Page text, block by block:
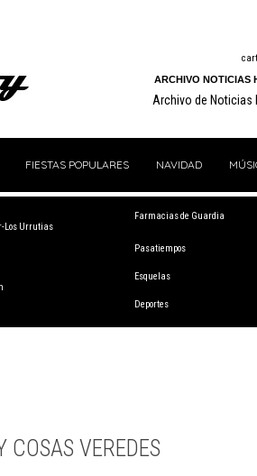
ARCHIVO NOTICIAS
Archivo de Noticias
FIESTAS POPULARES NAVIDAD
Los Urrutias
Farmacias de Guardia
Pasatiempos
Esquelas
Deportes
COSAS VEREDES